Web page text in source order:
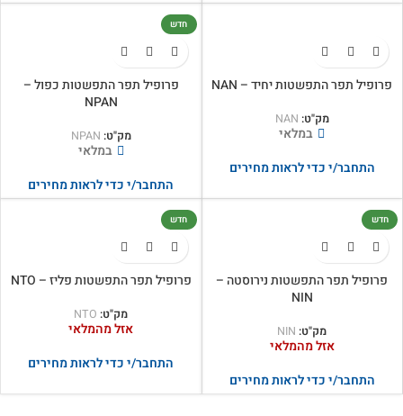
פרופיל תפר התפשטות יחיד – NAN
מק"ט: NAN
במלאי
התחבר/י כדי לראות מחירים
חדש
פרופיל תפר התפשטות כפול –
NPAN
מק"ט: NPAN
במלאי
התחבר/י כדי לראות מחירים
חדש
פרופיל תפר התפשטות נירוסטה –
NIN
מק"ט: NIN
אזל מהמלאי
התחבר/י כדי לראות מחירים
חדש
פרופיל תפר התפשטות פליז – NTO
מק"ט: NTO
אזל מהמלאי
התחבר/י כדי לראות מחירים